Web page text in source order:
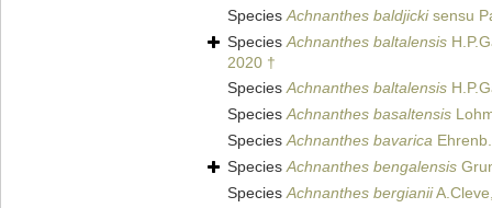
SpeciesAchnanthes baldjickisensu
SpeciesAchnanthes baltalensis
2020 †
SpeciesAchnanthes baltalensis
SpeciesAchnanthes basaltensis
SpeciesAchnanthes bavarica
SpeciesAchnanthes bengalensis
SpeciesAchnanthes bergianii